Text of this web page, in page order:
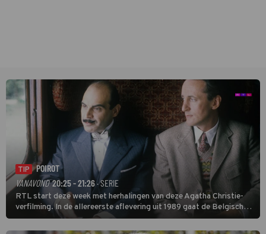
TIP
POIROT
VANAVOND 20:25 - 21:26 · SERIE
RTL start deze week met herhalingen van deze Agatha Christie-
verfilming. In de allereerste aflevering uit 1989 gaat de Belgische
speurder op zoek naar een vermiste kok. Poirot raakt al snel
verwikkeld in een moordzaak. (HH)